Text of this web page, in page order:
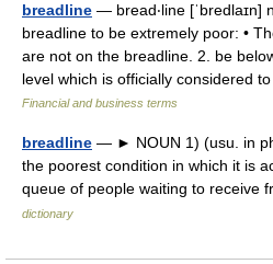
breadline — bread‧line [ˈbredlaɪn]
breadline to be extremely poor: •
are not on the breadline. 2. be
level which is officially considered
Financial and business terms
breadline — ► NOUN 1) (usu. in
the poorest condition in which it is
queue of people waiting to
dictionary